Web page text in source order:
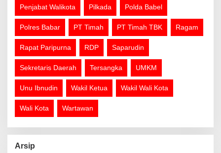
Penjabat Walikota Pilkada Polda Babel
Polres Babar PT Timah PT Timah TBK Ragam
Rapat Paripurna RDP Saparudin
Sekretaris Daerah Tersangka UMKM
Unu Ibnudin Wakil Ketua Wakil Wali Kota
Wali Kota Wartawan
Arsip